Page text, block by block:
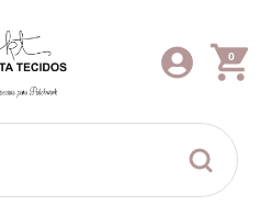
0